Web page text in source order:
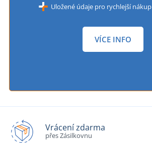
Uložené údaje pro rychlejší nákup
VÍCE INFO
Vrácení zdarma
přes Zásilkovnu